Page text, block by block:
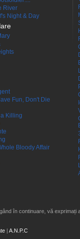
River
Night & Day
Fun, Don't Die
Killing
Bloody Affair
în continuare, vă exprimați
A.N.P.C